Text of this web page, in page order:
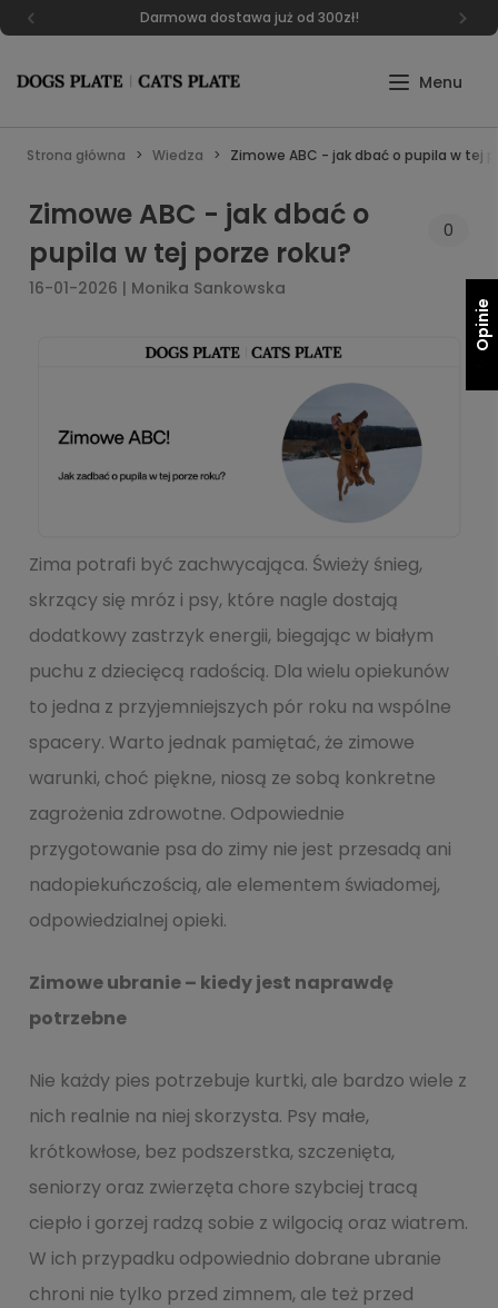
Darmowa dostawa już od 300zł!
Strona główna Wiedza Zimowe ABC - jak dbać o pupila w tej
Zimowe ABC - jak dbać o
pupila w tej porze roku?
0
16-01-2026 | Monika Sankowska
Zima potrafi być zachwycająca. Świeży śnieg,
skrzący się mróz i psy, które nagle dostają
dodatkowy zastrzyk energii, biegając w białym
puchu z dziecięcą radością. Dla wielu opiekunów
to jedna z przyjemniejszych pór roku na wspólne
spacery. Warto jednak pamiętać, że zimowe
warunki, choć piękne, niosą ze sobą konkretne
zagrożenia zdrowotne. Odpowiednie
przygotowanie psa do zimy nie jest przesadą ani
nadopiekuńczością, ale elementem świadomej,
odpowiedzialnej opieki.
Zimowe ubranie – kiedy jest naprawdę
potrzebne
Nie każdy pies potrzebuje kurtki, ale bardzo wiele z
nich realnie na niej skorzysta. Psy małe,
krótkowłose, bez podszerstka, szczenięta,
seniorzy oraz zwierzęta chore szybciej tracą
ciepło i gorzej radzą sobie z wilgocią oraz wiatrem.
W ich przypadku odpowiednio dobrane ubranie
chroni nie tylko przed zimnem, ale też przed
Opinie